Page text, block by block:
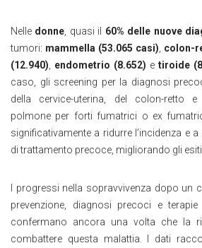
Nelle donne , quasi il 60% delle nuove
tumori: mammella (53.065 casi) colon-
(12.940)
endometrio (8.652) e tiroide
caso, gli screening per la diagnosi
della cervice-uterina, del colon-retto e
polmone per forti fumatrici o ex
significativamente a ridurre l’incidenza e
di trattamento precoce, migliorando gli esiti.
I progressi nella sopravvivenza dopo un
prevenzione, diagnosi precoci e
confermano ancora una volta che la
combattere questa malattia. I dati